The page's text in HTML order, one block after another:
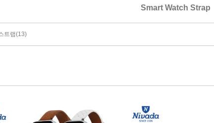
Smart Watch Strap
트랩(13)